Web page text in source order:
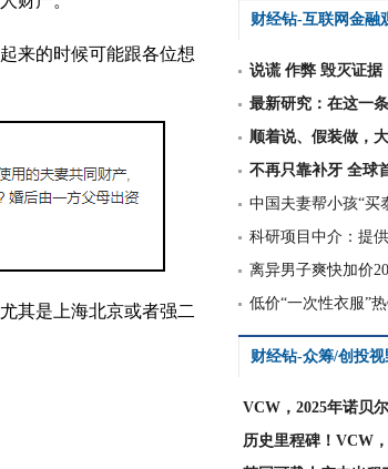
来的时候可能跟各位想
其是上海北京或者强二
财经钻-互联网金融
说谎 作弊 毁灭证
最新研究：在这一
顺着说、假装做，
不再只靠补牙 全球
中国夫妻帮小孩“买
科研项目中介：提
离异男子爽快加价
低价“一次性衣服”
财经钻-众筹/创投视
VCW，2025年诺贝
历史里程碑！VCW